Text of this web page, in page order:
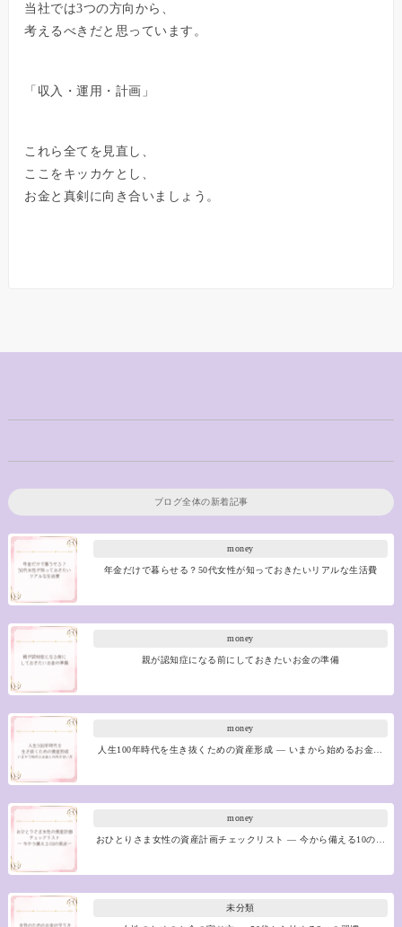
当社では3つの方向から、
考えるべきだと思っています。
「収入・運用・計画」
これら全てを見直し、
ここをキッカケとし、
お金と真剣に向き合いましょう。
ブログ全体の新着記事
money
年金だけで暮らせる？50代女性が知っておきたいリアルな生活費
money
親が認知症になる前にしておきたいお金の準備
money
人生100年時代を生き抜くための資産形成 ― いまから始めるお金…
money
おひとりさま女性の資産計画チェックリスト ― 今から備える10の…
未分類